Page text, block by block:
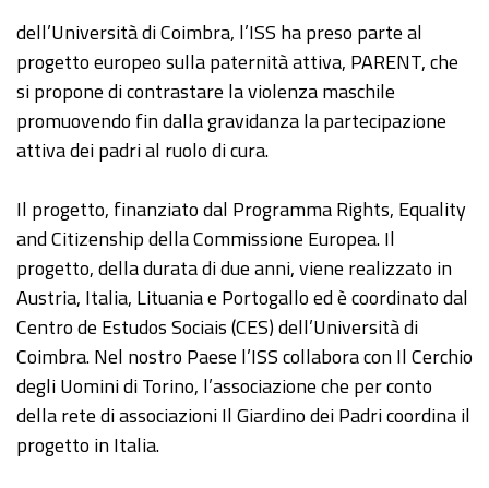
dell’Università di Coimbra, l’ISS ha preso parte al
progetto europeo sulla paternità attiva, PARENT, che
si propone di contrastare la violenza maschile
promuovendo fin dalla gravidanza la partecipazione
attiva dei padri al ruolo di cura.
Il progetto, finanziato dal Programma Rights, Equality
and Citizenship della Commissione Europea. Il
progetto, della durata di due anni, viene realizzato in
Austria, Italia, Lituania e Portogallo ed è coordinato dal
Centro de Estudos Sociais (CES) dell’Università di
Coimbra. Nel nostro Paese l’ISS collabora con Il Cerchio
degli Uomini di Torino, l’associazione che per conto
della rete di associazioni Il Giardino dei Padri coordina il
progetto in Italia.